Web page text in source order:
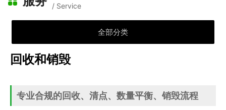
/ Service
全部分类
回收和销毁
专业合规的回收、清点、数量平衡、销毁流程